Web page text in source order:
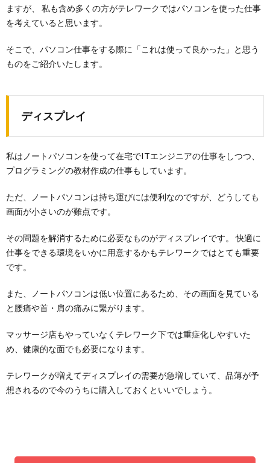
ますが、 私も含め多くの方がテレワークではパソコンを使った仕事
を考えていると思います。
そこで、パソコン仕事をする際に「これは使って良かった」と思う
ものをご紹介いたします。
ディスプレイ
私はノートパソコンを使って在宅でITエンジニアの仕事をしつつ、
プログラミングの教材作成の仕事もしています。
ただ、ノートパソコンは持ち運びには便利なのですが、どうしても
画面が小さいのが難点です。
その問題を解消するために必要なものがディスプレイです。 快適に
仕事をできる環境をいかに用意するかもテレワークではとても重要
です。
また、ノートパソコンは低い位置にあるため、その画面を見ている
と腰痛や首・肩の痛みに繋がります。
マッサージ店もやっていなくテレワーク下では重症化しやすいた
め、健康的な面でも必要になります。
テレワークが増えてディスプレイの需要が急増していて、品薄が予
想されるので今のうちに購入しておくといいでしょう。